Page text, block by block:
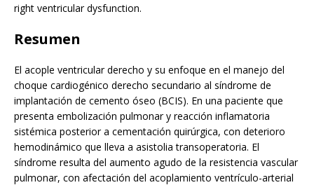
right ventricular dysfunction.
Resumen
El acople ventricular derecho y su enfoque en el manejo del
choque cardiogénico derecho secundario al síndrome de
implantación de cemento óseo (BCIS). En una paciente que
presenta embolización pulmonar y reacción inflamatoria
sistémica posterior a cementación quirúrgica, con deterioro
hemodinámico que lleva a asistolia transoperatoria. El
síndrome resulta del aumento agudo de la resistencia vascular
pulmonar, con afectación del acoplamiento ventrículo-arterial